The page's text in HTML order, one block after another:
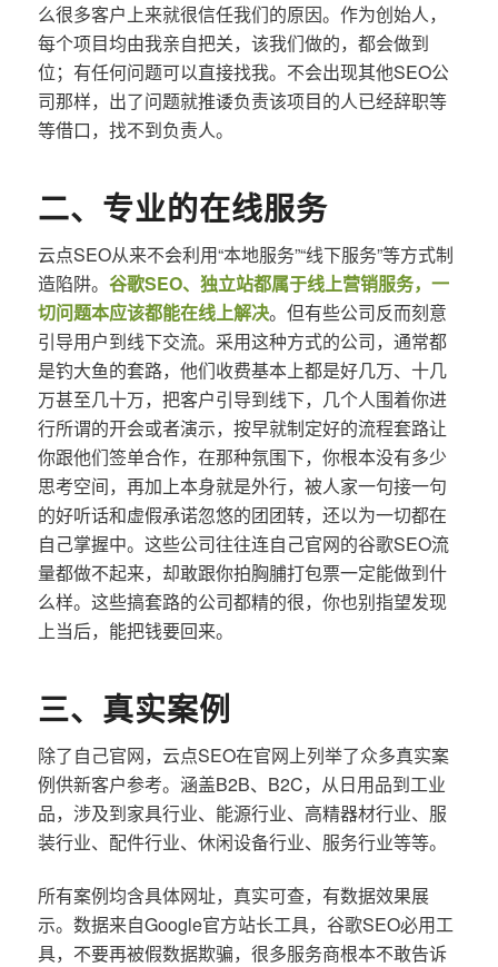
么很多客户上来就很信任我们的原因。作为创始人，
每个项目均由我亲自把关，该我们做的，都会做到
位；有任何问题可以直接找我。不会出现其他SEO公
司那样，出了问题就推诿负责该项目的人已经辞职等
等借口，找不到负责人。
二、专业的在线服务
云点SEO从来不会利用“本地服务”“线下服务”等方式制
造陷阱。 谷歌SEO、独立站都属于线上营销服务，一
切问题本应该都能在线上解决。但有些公司反而刻意
引导用户到线下交流。采用这种方式的公司，通常都
是钓大鱼的套路，他们收费基本上都是好几万、十几
万甚至几十万，把客户引导到线下，几个人围着你进
行所谓的开会或者演示，按早就制定好的流程套路让
你跟他们签单合作，在那种氛围下，你根本没有多少
思考空间，再加上本身就是外行，被人家一句接一句
的好听话和虚假承诺忽悠的团团转，还以为一切都在
自己掌握中。这些公司往往连自己官网的谷歌SEO流
量都做不起来，却敢跟你拍胸脯打包票一定能做到什
么样。这些搞套路的公司都精的很，你也别指望发现
上当后，能把钱要回来。
三、真实案例
除了自己官网，云点SEO在官网上列举了众多真实案
例供新客户参考。涵盖B2B、B2C，从日用品到工业
品，涉及到家具行业、能源行业、高精器材行业、服
装行业、配件行业、休闲设备行业、服务行业等等。
所有案例均含具体网址，真实可查，有数据效果展
示。数据来自Google官方站长工具，谷歌SEO必用工
具，不要再被假数据欺骗，很多服务商根本不敢告诉